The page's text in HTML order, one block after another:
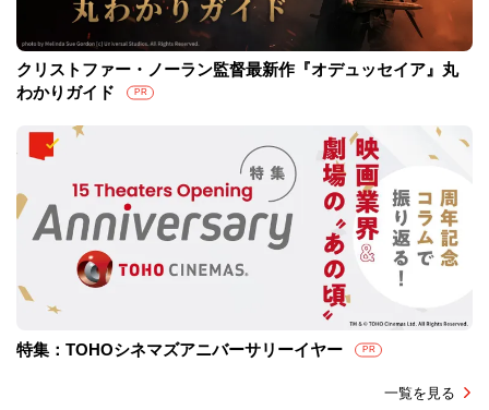
クリストファー・ノーラン監督最新作『オデュッセイア』丸
わかりガイド
PR
特集：TOHOシネマズアニバーサリーイヤー PR
一覧を見る